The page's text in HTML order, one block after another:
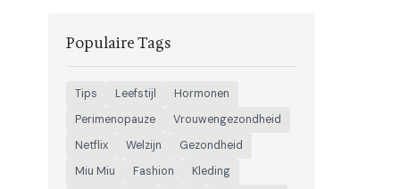
Populaire Tags
Tips Leefstijl
Hormonen
Perimenopauze
Vrouwengezondheid
Netflix
Welzijn
Gezondheid
Miu Miu
Fashion
Kleding